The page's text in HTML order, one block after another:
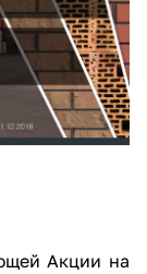
Акции на